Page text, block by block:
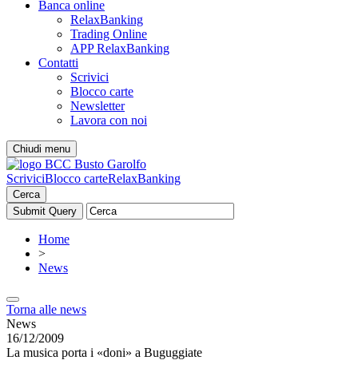
Banca online
RelaxBanking
Trading Online
APP RelaxBanking
Contatti
Scrivici
Blocco carte
Newsletter
Lavora con noi
Chiudi menu
ScriviciBlocco carteRelaxBanking
Cerca
Home
>
News
Torna alle news
News
16/12/2009
La musica porta i «doni» a Buguggiate